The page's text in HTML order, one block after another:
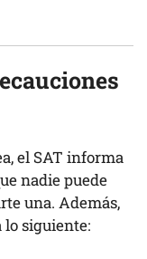
el SAT informa
nadie puede
una. Además,
lo siguiente: